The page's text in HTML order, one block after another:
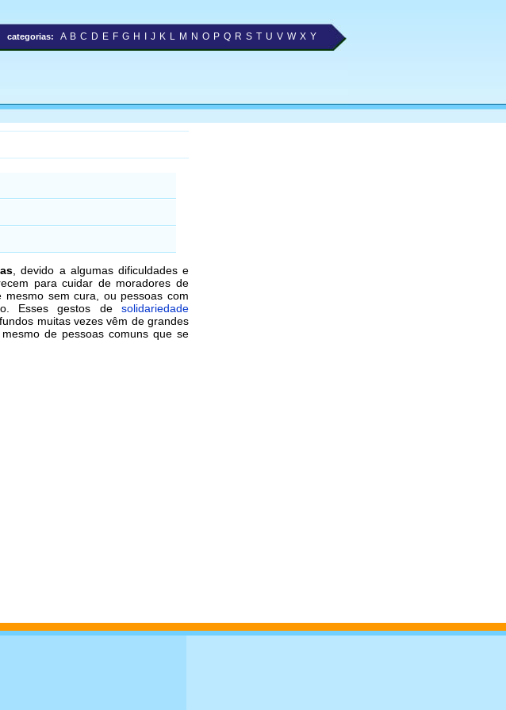
categorias: A B C D E F G H J K L M N O P Q R S T U V W X Y
, devido a algumas dificuldades e
para cuidar de moradores de
sem cura, ou pessoas com
Esses gestos de solidariedade
muitas vezes vêm de grandes
mesmo de pessoas comuns que se